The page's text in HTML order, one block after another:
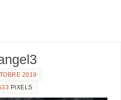
2019
PIXELS